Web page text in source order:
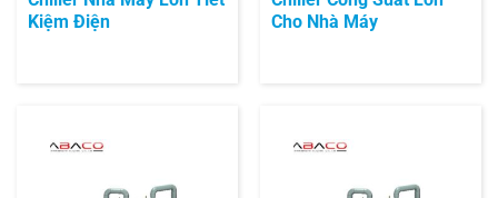
Kiệm Điện
Cho Nhà Máy